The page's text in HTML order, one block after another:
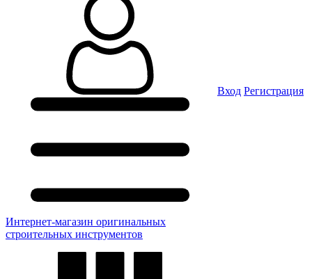
Вход Регистрация
Интернет-магазин оригинальных
строительных инструментов